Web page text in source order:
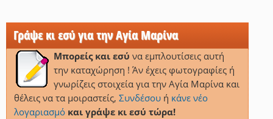
Γράψε κι εσύ για την Αγία Μαρίνα
Μπορείς και εσύ να εμπλουτίσεις αυτή
την καταχώρηση ! Άν έχεις φωτογραφίες ή
γνωρίζεις στοιχεία για την Αγία Μαρίνα και
θέλεις να τα μοιραστείς, Συνδέσουή κάνε νέο
λογαριασμό και γράψε κι εσύ τώρα!